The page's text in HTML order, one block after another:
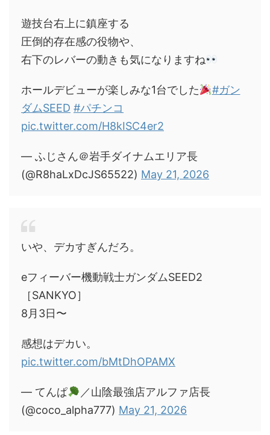
遊技台右上に鎮座する
圧倒的存在感の役物や、
右下のレバーの動きも気になりますね
ホールデビューが楽しみな1台でした
#ガン
ダムSEED #パチンコ
pic.twitter.com/H8kISC4er2
— ふじさん＠岩手ダイナムエリア長
(@R8haLxDcJS65522) May 21, 2026
いや、デカすぎんだろ。
eフィーバー機動戦士ガンダムSEED2
［SANKYO］
8月3日〜
感想はデカい。
pic.twitter.com/bMtDhOPAMX
— てんぱ
／山陰最強店アルファ店長
(@coco_alpha777) May 21, 2026